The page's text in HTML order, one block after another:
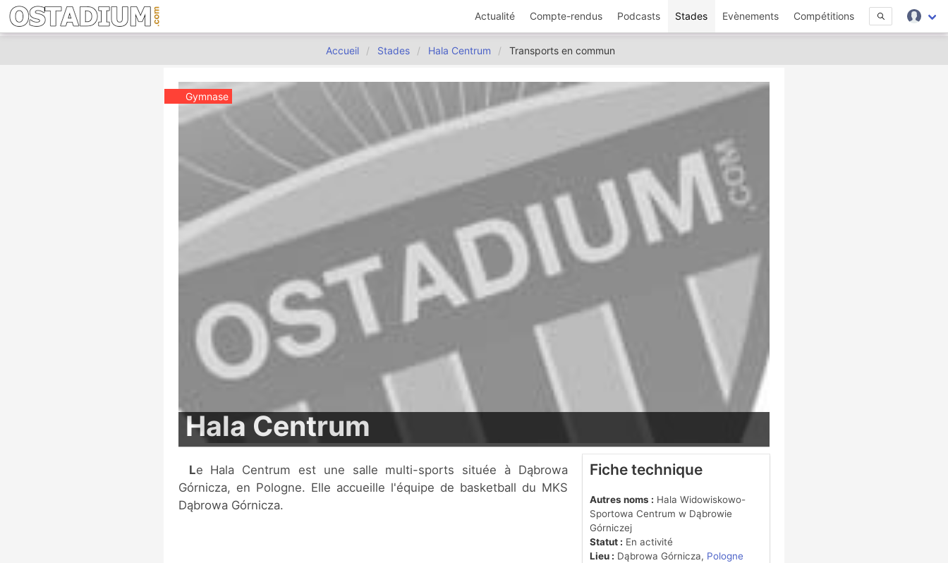
Actualité Compte-rendus Podcasts Stades Evènements Compétitions
Accueil Stades Hala Centrum Transports en commun
Gymnase
Hala Centrum
Le Hala Centrum est une salle multi-sports située à Dąbrowa
Górnicza, en Pologne. Elle accueille l'équipe de basketball du MKS
Dąbrowa Górnicza.
Fiche technique
Autres noms : Hala Widowiskowo-
Sportowa Centrum w Dąbrowie
Górniczej
Statut : En activité
Lieu : Dąbrowa Górnicza, Pologne